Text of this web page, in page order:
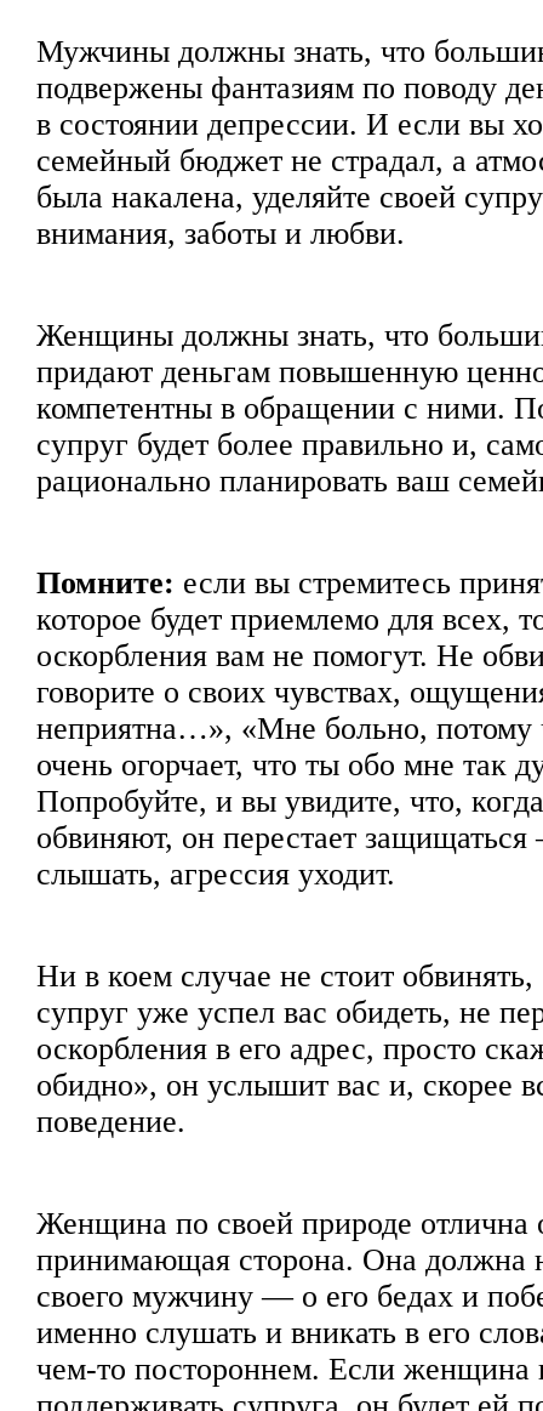
Мужчины должны знать, что
подвержены фантазиям по поводу
в состоянии депрессии. И если вы
семейный бюджет не страдал, а
была накалена, уделяйте своей
внимания, заботы и любви.
Женщины должны знать, что
придают деньгам повышенную
компетентны в обращении с ними.
супруг будет более правильно и,
рационально планировать ваш
Помните: если вы стремитесь
которое будет приемлемо для всех,
оскорбления вам не помогут. Не
говорите о своих чувствах,
неприятна…», «Мне больно,
очень огорчает, что ты обо мне так
Попробуйте, и вы увидите, что,
обвиняют, он перестает
слышать, агрессия уходит.
Ни в коем случае не стоит
супруг уже успел вас обидеть, не
оскорбления в его адрес, просто
обидно», он услышит вас и, скорее
поведение.
Женщина по своей природе
принимающая сторона. Она должна
своего мужчину — о его бедах и
именно слушать и вникать в его
чем-то постороннем. Если женщина